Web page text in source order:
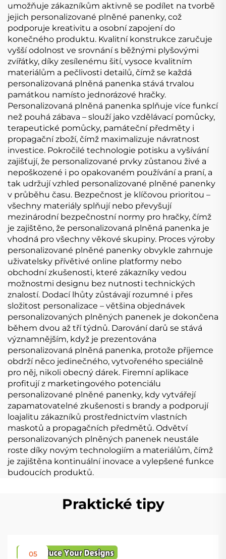
umožňuje zákazníkům aktivně se podílet na tvorbě
jejich personalizované plněné panenky, což
podporuje kreativitu a osobní zapojení do
konečného produktu. Kvalitní konstrukce zaručuje
vyšší odolnost ve srovnání s běžnými plyšovými
zvířátky, díky zesílenému šití, vysoce kvalitním
materiálům a pečlivosti detailů, čímž se každá
personalizovaná plněná panenka stává trvalou
památkou namísto jednorázové hračky.
Personalizovaná plněná panenka splňuje více funkcí
než pouhá zábava – slouží jako vzdělávací pomůcky,
terapeutické pomůcky, památeční předměty i
propagační zboží, čímž maximalizuje návratnost
investice. Pokročilé technologie potisku a vyšívání
zajišťují, že personalizované prvky zůstanou živé a
nepoškozené i po opakovaném používání a praní, a
tak udržují vzhled personalizované plněné panenky
v průběhu času. Bezpečnost je klíčovou prioritou –
všechny materiály splňují nebo převyšují
mezinárodní bezpečnostní normy pro hračky, čímž
je zajištěno, že personalizovaná plněná panenka je
vhodná pro všechny věkové skupiny. Proces výroby
personalizované plněné panenky obvykle zahrnuje
uživatelsky přívětivé online platformy nebo
obchodní zkušenosti, které zákazníky vedou
možnostmi designu bez nutnosti technických
znalostí. Dodací lhůty zůstávají rozumné i přes
složitost personalizace – většina objednávek
personalizovaných plněných panenek je dokončena
během dvou až tří týdnů. Darování darů se stává
významnějším, když je prezentována
personalizovaná plněná panenka, protože příjemce
obdrží něco jedinečného, vytvořeného speciálně
pro něj, nikoli obecný dárek. Firemní aplikace
profitují z marketingového potenciálu
personalizované plněné panenky, kdy vytvářejí
zapamatovatelné zkušenosti s brandy a podporují
loajalitu zákazníků prostřednictvím vlastních
maskotů a propagačních předmětů. Odvětví
personalizovaných plněných panenek neustále
roste díky novým technologiím a materiálům, čímž
je zajištěna kontinuální inovace a vylepšené funkce
budoucích produktů.
Praktické tipy
05